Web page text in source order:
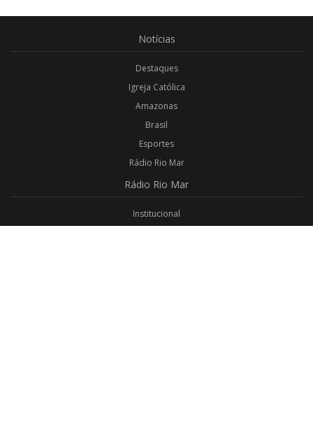
Notícias
Destaques
Igreja Católica
Amazonas
Brasil
Esportes
Rádio Rio Mar
Rádio Rio Mar
Institucional